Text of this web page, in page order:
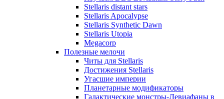
Stellaris distant stars
Stellaris Apocalypse
Stellaris Synthetic Dawn
Stellaris Utopia
Megacorp
Полезные мелочи
Читы для Stellaris
Достижения Stellaris
Угасшие империи
Планетарные модификаторы
Галактические монстры-Левиафаны в